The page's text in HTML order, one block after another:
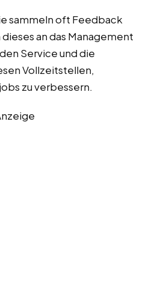
sammeln oft Feedback
an das Management
Service und die
Vollzeitstellen,
zu verbessern.